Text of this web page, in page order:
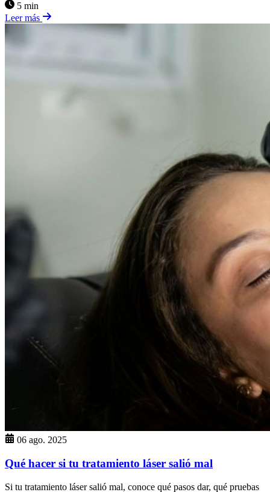
5 min
Leer más
06 ago. 2025
Qué hacer si tu tratamiento láser salió mal
Si tu tratamiento láser salió mal, conoce qué pasos dar, qué pruebas